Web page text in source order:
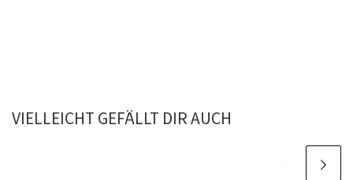
VIELLEICHT GEFÄLLT DIR AUCH